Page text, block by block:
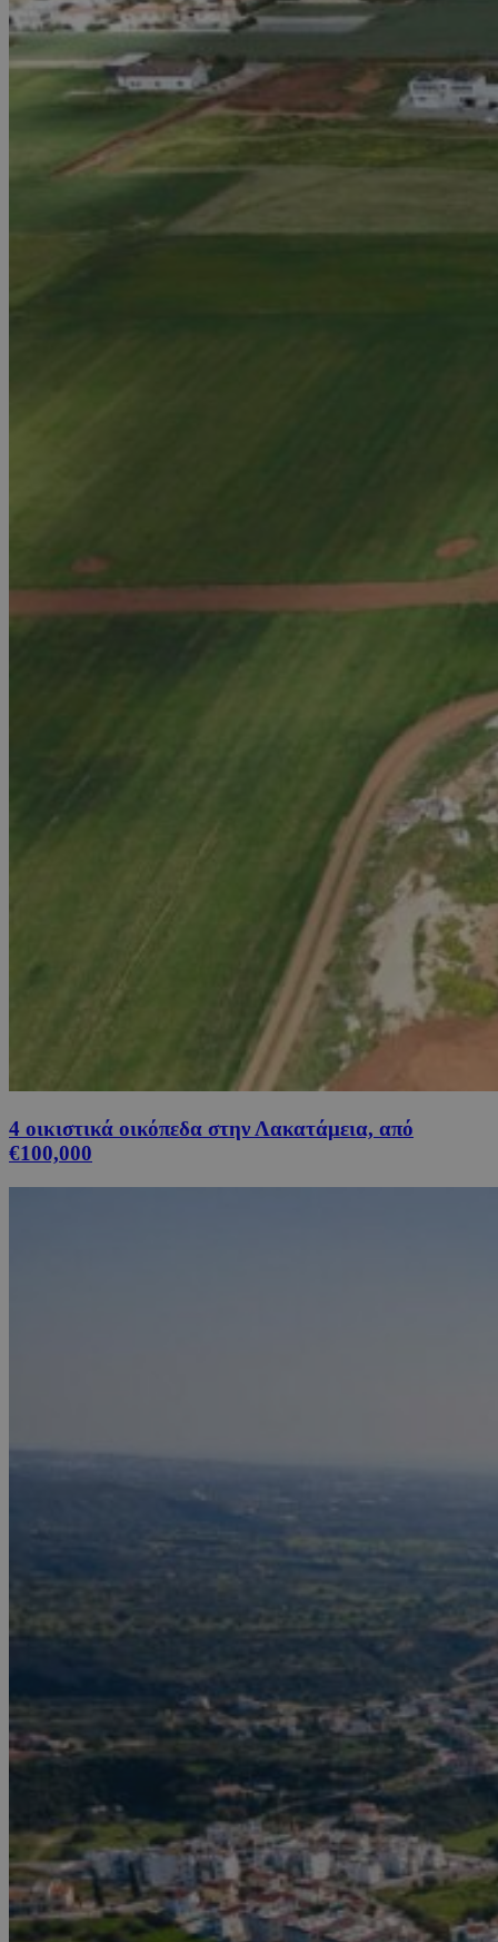
4 οικιστικά οικόπεδα στην Λακατάμεια, από
€100,000